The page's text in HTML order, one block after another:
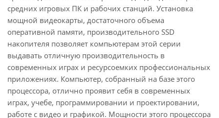
средних игровых ПК и рабочих станций. Установка
мощной видеокарты, достаточного объема
оперативной памяти, производительного SSD
накопителя позволяет компьютерам этой серии
выдавать отличную производительность в
современных играх и ресурсоемких профессиональных
приложениях. Компьютер, собранный на базе этого
процессора, отлично проявит себя в современных
играх, учебе, программировании и проектировании,
работе с видео и графикой. Мощности этого процессора